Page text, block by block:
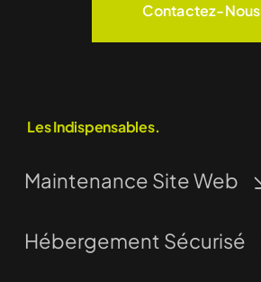
Contactez-Nous
Les Indispensables.
Maintenance Site Web
Hébergement Sécurisé